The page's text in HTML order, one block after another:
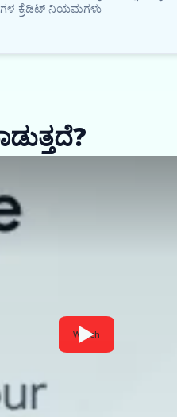
ಕ್ರೆಡಿಟ್ ನಿಯಮಗಳು
Watch